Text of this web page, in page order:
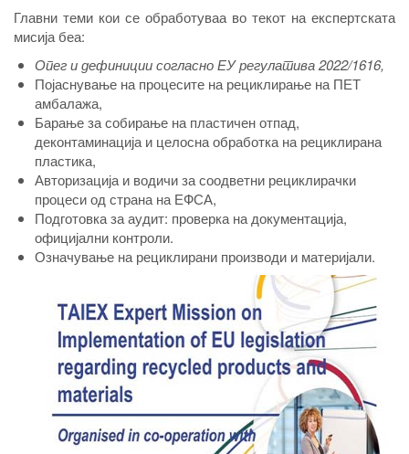
Главни теми кои се обработуваа во текот на експертската
мисија беа:
Опег и дефиниции согласно ЕУ регулатива 2022/1616,
Појаснување на процесите на рециклирање на ПЕТ
амбалажа,
Барање за собирање на пластичен отпад,
деконтаминација и целосна обработка на рециклирана
пластика,
Авторизација и водичи за соодветни рециклирачки
процеси од страна на ЕФСА,
Подготовка за аудит: проверка на документација,
официјални контроли.
Означување на рециклирани производи и материјали.